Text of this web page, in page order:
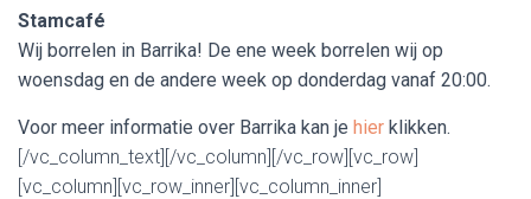
Stamcafé
Wij borrelen in Barrika! De ene week borrelen wij op
woensdag en de andere week op donderdag vanaf 20:00.
Voor meer informatie over Barrika kan je hier klikken.
[/vc_column_text][/vc_column][/vc_row][vc_row]
[vc_column][vc_row_inner][vc_column_inner]